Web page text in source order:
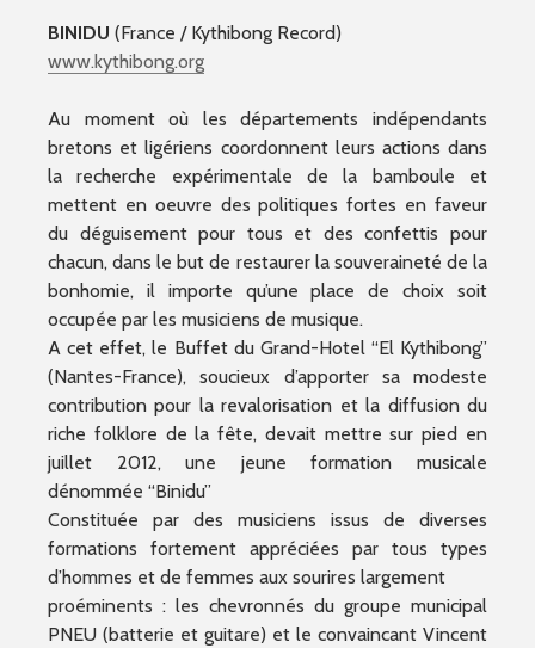
BINIDU (France / Kythibong Record)
www.kythibong.org
Au moment où les départements indépendants
bretons et ligériens coordonnent leurs actions dans
la recherche expérimentale de la bamboule et
mettent en oeuvre des politiques fortes en faveur
du déguisement pour tous et des confettis pour
chacun, dans le but de restaurer la souveraineté de la
bonhomie, il importe qu’une place de choix soit
occupée par les musiciens de musique.
A cet effet, le Buffet du Grand-Hotel “El Kythibong”
(Nantes-France), soucieux d’apporter sa modeste
contribution pour la revalorisation et la diffusion du
riche folklore de la fête, devait mettre sur pied en
juillet 2012, une jeune formation musicale
dénommée “Binidu”
Constituée par des musiciens issus de diverses
formations fortement appréciées par tous types
d’hommes et de femmes aux sourires largement
proéminents : les chevronnés du groupe municipal
PNEU (batterie et guitare) et le convaincant Vincent